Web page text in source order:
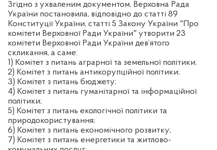
Згідно з ухваленим документом, Верховна Рада
України постановила, відповідно до статті 89
Конституції України, статті 5 Закону України "Про
комітети Верховної Ради України" утворити 23
комітети Верховної Ради України дев’ятого
скликання, а саме:
1) Комітет з питань аграрної та земельної політики;
2) Комітет з питань антикорупційної політики;
3) Комітет з питань бюджету;
4) Комітет з питань гуманітарної та інформаційної
політики;
5) Комітет з питань екологічної політики та
природокористування;
6) Комітет з питань економічного розвитку;
7) Комітет з питань енергетики та житлово-